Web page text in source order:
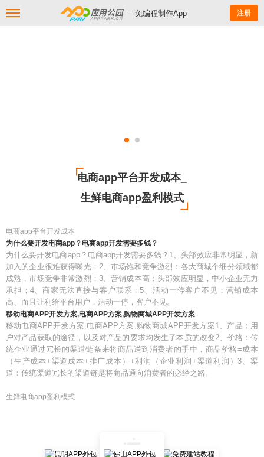
--免编程制作App 注册
电商app平台开发成本_
生鲜电商app盈利模式
电商app平台开发成本
为什么要开发电商app？电商app开发需要多钱？
为什么要开发电商app？电商app开发需要多钱？1、头部效应非常明显，新
加入的企业很难获得曝光；2、市场饱和竞争激烈：各大商城个细分领域都
成熟，市场竞争非常激烈；3、营销成本高：头部效应明显，中小企业无力
承担；4、商家无法直接与客户联系；5、活动一停客户不见：营销成本
高、而且让利给平台用户，活动一停，客户不见。
移动电商APP开发方案,电商APP方案,购物商城APP开发方案
移动电商APP开发方案,电商APP方案,购物商城APP开发方案1、产品：用
户对产品获取的途径，以及对产品的要求均发生了本质的改变2、价格：传
统企业通过冗长的渠道链条来将商品送到消费者的手中，商品价格=成本
（生产成本+渠道成本+推广成本）+利润（企业利润+渠道利润）3、渠
道：传统渠道冗长的渠道链是将商品通向消费者的必经之路。
生鲜电商app盈利模式